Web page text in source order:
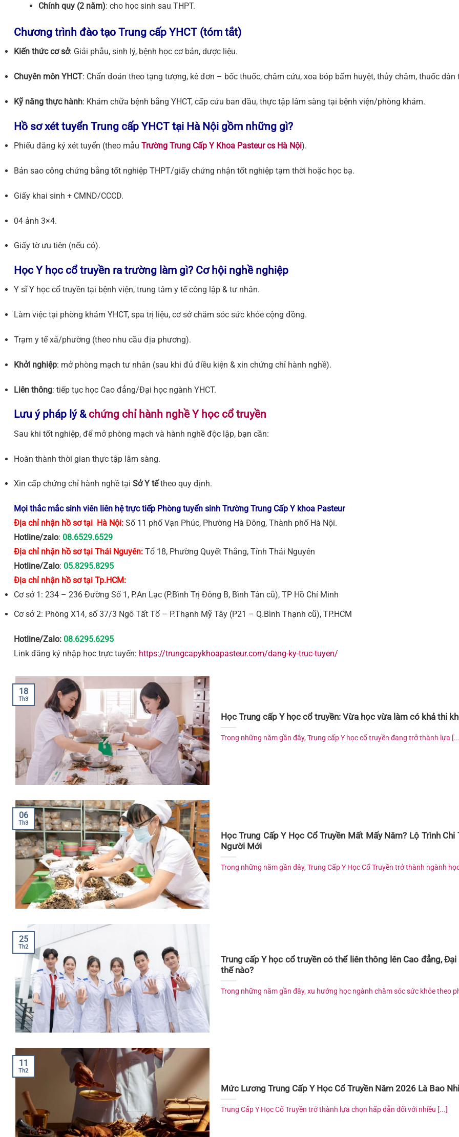
Chính quy (2 năm): cho học sinh sau THPT.
Chương trình đào tạo Trung cấp YHCT (tóm tắt)
Kiến thức cơ sở: Giải phẫu, sinh lý, bệnh học cơ bản, dược liệu.
Chuyên môn YHCT: Chẩn đoán theo tạng tượng, kê đơn – bốc thuốc, châm cứu, xoa bóp bấm huyệt, thủy châm, thuốc dân
Kỹ năng thực hành: Khám chữa bệnh bằng YHCT, cấp cứu ban đầu, thực tập lâm sàng tại bệnh viện/phòng khám.
Hồ sơ xét tuyển Trung cấp YHCT tại Hà Nội gồm những gì?
Phiếu đăng ký xét tuyển (theo mẫu Trường Trung Cấp Y Khoa Pasteur cs Hà Nội).
Bản sao công chứng bằng tốt nghiệp THPT/giấy chứng nhận tốt nghiệp tạm thời hoặc học bạ.
Giấy khai sinh + CMND/CCCD.
04 ảnh 3×4.
Giấy tờ ưu tiên (nếu có).
Học Y học cổ truyền ra trường làm gì? Cơ hội nghề nghiệp
Y sĩ Y học cổ truyền tại bệnh viện, trung tâm y tế công lập & tư nhân.
Làm việc tại phòng khám YHCT, spa trị liệu, cơ sở chăm sóc sức khỏe cộng đồng.
Trạm y tế xã/phường (theo nhu cầu địa phương).
Khởi nghiệp: mở phòng mạch tư nhân (sau khi đủ điều kiện & xin chứng chỉ hành nghề).
Liên thông: tiếp tục học Cao đẳng/Đại học ngành YHCT.
Lưu ý pháp lý & chứng chỉ hành nghề Y học cổ truyền
Sau khi tốt nghiệp, để mở phòng mạch và hành nghề độc lập, bạn cần:
Hoàn thành thời gian thực tập lâm sàng.
Xin cấp chứng chỉ hành nghề tại Sở Y tếtheo quy định.
Mọi thắc mắc sinh viên liên hệ trực tiếp Phòng tuyển sinh Trường Trung Cấp Y khoa Pasteur
Địa chỉ nhận hồ sơ tại Hà Nội: Số 11 phố Vạn Phúc, Phường Hà Đông, Thành phố Hà Nội.
Hotline/zalo: 08.6529.6529
Địa chỉ nhận hồ sơ tại Thái Nguyên: Tổ 18, Phường Quyết Thắng, Tỉnh Thái Nguyên
Hotline/Zalo: 05.8295.8295
Địa chỉ nhận hồ sơ tại Tp.HCM:
Cơ sở 1: 234 – 236 Đường Số 1, P.An Lạc (P.Bình Trị Đông B, Bình Tân cũ), TP Hồ Chí Minh
Cơ sở 2: Phòng X14, số 37/3 Ngô Tất Tố – P.Thạnh Mỹ Tây (P21 – Q.Bình Thạnh cũ), TP.HCM
Hotline/Zalo: 08.6295.6295
Link đăng ký nhập học trực tuyến: https://trungcapykhoapasteur.com/dang-ky-truc-tuyen/
Học Trung cấp Y học cổ truyền: Vừa học vừa làm có khả thi
Trong những năm gần đây, Trung cấp Y học cổ truyền đang trở thành lựa
18
Th3
Học Trung Cấp Y Học Cổ Truyền Mất Mấy Năm? Lộ Trình Chi
Người Mới
Trong những năm gần đây, Trung Cấp Y Học Cổ Truyền trở thành ngành
06
Th3
Trung cấp Y học cổ truyền có thể liên thông lên Cao đẳng,
thế nào?
Trong những năm gần đây, xu hướng học ngành chăm sóc sức khỏe theo
25
Th2
Mức Lương Trung Cấp Y Học Cổ Truyền Năm 2026 Là Bao
Trung Cấp Y Học Cổ Truyền trở thành lựa chọn hấp dẫn đối với nhiều [...]
11
Th2